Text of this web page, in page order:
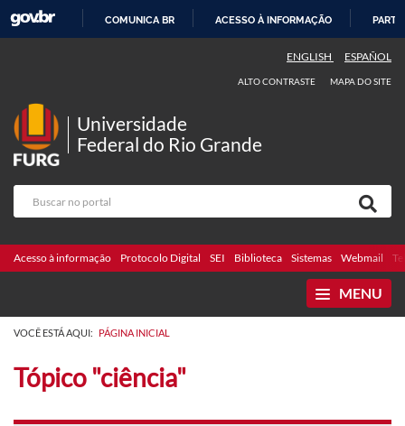
COMUNICA BR ACESSO À INFORMAÇÃO
ENGLISH ESPAÑOL
ALTO CONTRASTE MAPA DO SITE
Universidade
Federal do Rio Grande
Acesso à informação Protocolo Digital SEI Biblioteca Sistemas Webmail
MENU
VOCÊ ESTÁ AQUI: PÁGINA INICIAL
Tópico "ciência"